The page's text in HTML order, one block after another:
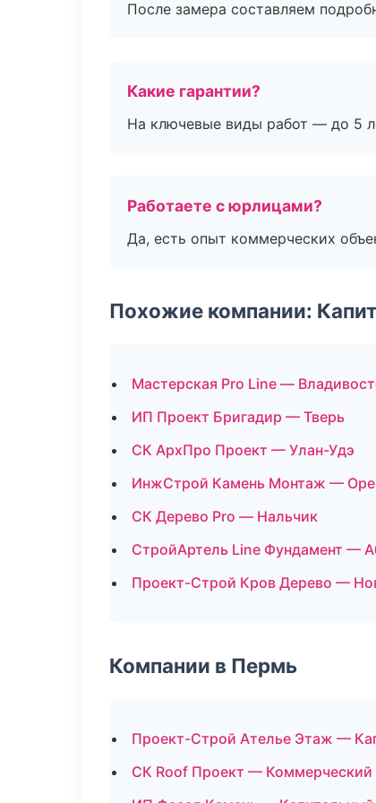
После замера составляем
Какие гарантии?
На ключевые виды работ — до 5
Работаете с юрлицами?
Да, есть опыт коммерческих
Похожие компании:
Мастерская Pro Line —
ИП Проект Бригадир — Тверь
СК АрхПро Проект — Улан-Удэ
ИнжСтрой Камень Монтаж —
СК Дерево Pro — Нальчик
СтройАртель Line Фундамент —
Проект-Строй Кров Дерево —
Компании в Пермь
Проект-Строй Ателье Этаж —
СК Roof Проект — Коммерческий